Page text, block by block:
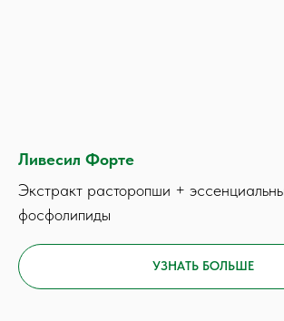
Ливесил Форте
Экстракт расторопши +
фосфолипиды
УЗНАТЬ БОЛЬШЕ